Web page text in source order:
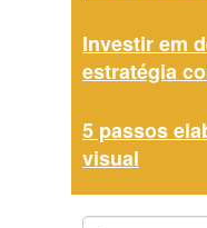
Investir em
estratégia
5 passos
visual